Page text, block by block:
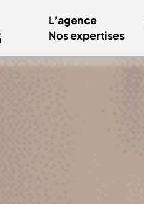
L’agence
Nos expertises